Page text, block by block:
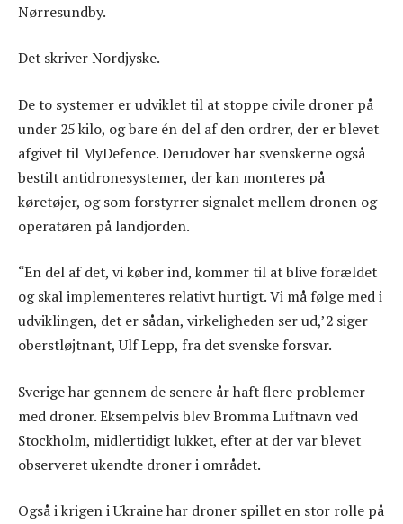
Nørresundby.
Det skriver Nordjyske.
De to systemer er udviklet til at stoppe civile droner på
under 25 kilo, og bare én del af den ordrer, der er blevet
afgivet til MyDefence. Derudover har svenskerne også
bestilt antidronesystemer, der kan monteres på
køretøjer, og som forstyrrer signalet mellem dronen og
operatøren på landjorden.
“En del af det, vi køber ind, kommer til at blive forældet
og skal implementeres relativt hurtigt. Vi må følge med i
udviklingen, det er sådan, virkeligheden ser ud,’2 siger
oberstløjtnant, Ulf Lepp, fra det svenske forsvar.
Sverige har gennem de senere år haft flere problemer
med droner. Eksempelvis blev Bromma Luftnavn ved
Stockholm, midlertidigt lukket, efter at der var blevet
observeret ukendte droner i området.
Også i krigen i Ukraine har droner spillet en stor rolle på